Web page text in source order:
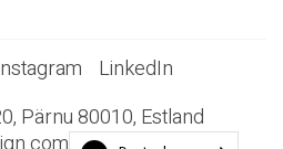
LinkedIn
Pärnu 80010, Estland